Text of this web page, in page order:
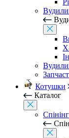
Котушки
Каталог